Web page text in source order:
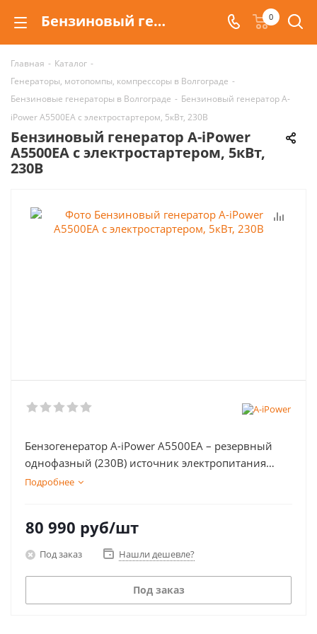
Бензиновый генератор A-iPower A5500EA с электростартером, 5кВт, 230В купить в Волгограде 0
Главная - Каталог -
Генераторы, мотопомпы, компрессоры в Волгограде -
Бензиновые генераторы в Волгограде - Бензиновый генератор A-
iPower A5500EA с электростартером, 5кВт, 230В
Бензиновый генератор A-iPower
A5500EA с электростартером, 5кВт,
230В
Бензогенератор A-iPower A5500EA – резервный
однофазный (230В) источник электропитания
максимальной мощностью 3.1 кВт, номинальной
Подробнее
80 990 руб/шт
Под заказ Нашли дешевле?
Под заказ